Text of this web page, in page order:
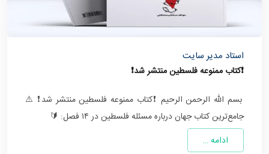
استاد مدیر سایت
❗️کتاب ممنوعه فلسطین منتشر شد❗️
بسم الله الرحمن الرحیم ❗️کتاب ممنوعه فلسطین منتشر شد❗️ ⚠️
جامع‌ترین کتاب جهان درباره مسئله فلسطین در ۱۴ فصل: 🔰
ادامه …